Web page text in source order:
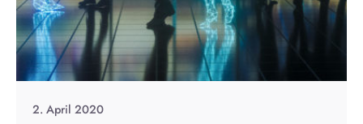
2. April 2020